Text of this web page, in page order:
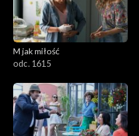
M jak miłość
odc. 1615